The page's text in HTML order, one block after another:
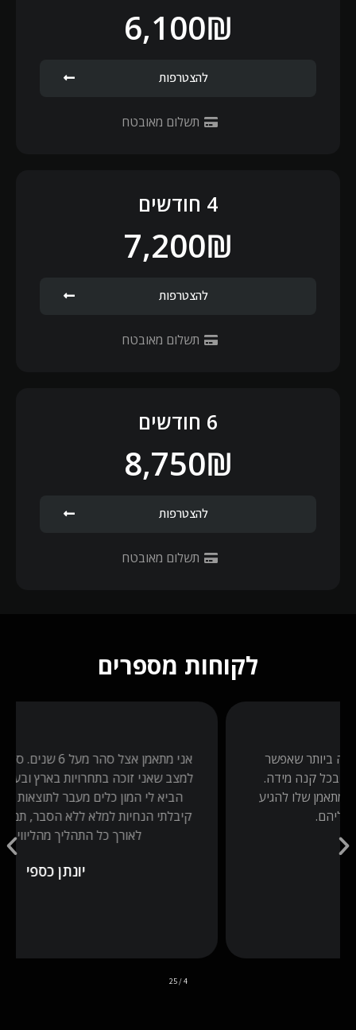
6,100₪
להצטרפות
תשלום מאובטח
4 חודשים
7,200₪
להצטרפות
תשלום מאובטח
6 חודשים
8,750₪
להצטרפות
תשלום מאובטח
לקוחות מספרים
אני מתאמן אצל סהר מעל 6 שנים. סהר בנה אותי מ0 עד
למצב שאני זוכה בתחרויות בארץ ובעולם, הליווי עם סהר
הביא לי המון כלים מעבר לתוצאות גופניות. בחיים לא
קיבלתי הנחיות למלא ללא הסבר, תמיד אני לומד לעומק
לאורך כל התהליך מהליווי עם סהר.
4
/
25